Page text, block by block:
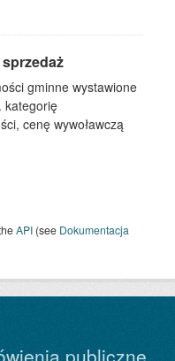
gminne wystawione
kategorię
cenę wywoławczą
API (see Dokumentacja
publiczne